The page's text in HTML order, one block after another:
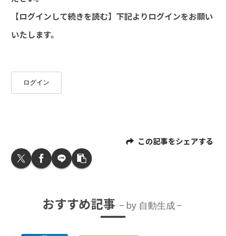
【ログインして続きを読む】下記よりログインをお願い
いたします。
ログイン
この記事をシェアする
おすすめ記事 by 自動生成